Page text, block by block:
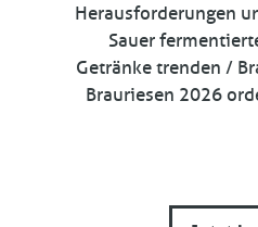
Herausforderungen
Sauer
Getränke trenden /
Brauriesen 2026